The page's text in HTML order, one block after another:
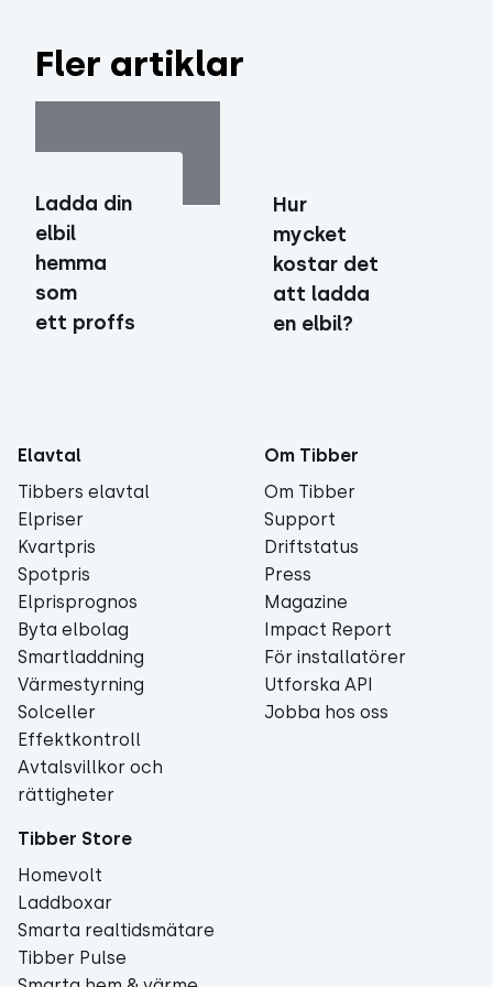
Fler artiklar
Ladda din
elbil
hemma
som
ett proffs
Hur
mycket
kostar det
att ladda
en elbil?
Elavtal
Tibbers elavtal
Elpriser
Kvartpris
Spotpris
Elprisprognos
Byta elbolag
Smartladdning
Värmestyrning
Solceller
Effektkontroll
Avtalsvillkor och
rättigheter
Om Tibber
Om Tibber
Support
Driftstatus
Press
Magazine
Impact Report
För installatörer
Utforska API
Jobba hos oss
Tibber Store
Homevolt
Laddboxar
Smarta realtidsmätare
Tibber Pulse